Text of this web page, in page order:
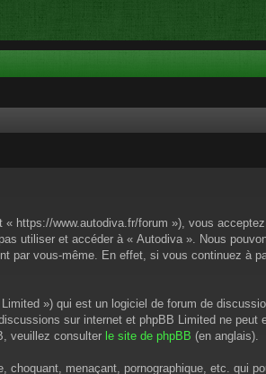
https://www.autodiva.fr/forum »), vous
utiliser et accéder à « Autodiva ». Nous
par vous-même. En effet, si vous continuez à
») qui est un logiciel de forum de
sur internet et phpBB Limited ne
veuillez consulter le site de phpBB (en anglais).
menaçant, pornographique, etc. qui